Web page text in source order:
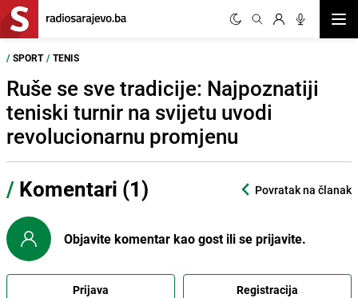
/ SPORT / TENIS
Ruše se sve tradicije: Najpoznatiji
teniski turnir na svijetu uvodi
revolucionarnu promjenu
/ Komentari (1) Povratak na članak
Objavite komentar kao gost ili se prijavite.
Prijava Registracija